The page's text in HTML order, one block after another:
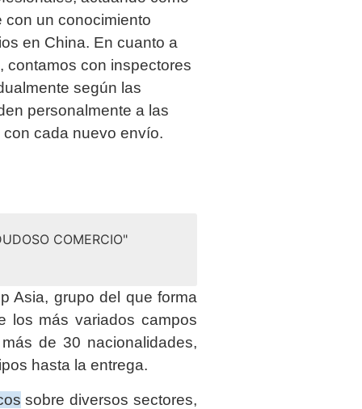
con un conocimiento
en China. En cuanto a
contamos con inspectores
según las
personalmente a las
cada nuevo envío.
COMERCIO"
Asia, grupo del que forma
los más variados campos
de 30 nacionalidades,
hasta la entrega.
sobre diversos sectores,